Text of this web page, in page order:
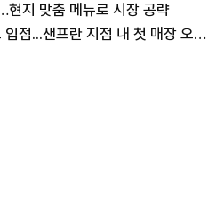
지 맞춤 메뉴로 시장 공략
bhc, 美 H마트 푸드코트 입점...샌프란 지점 내 첫 매장 오픈